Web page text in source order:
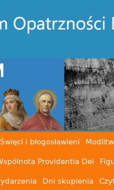
Święci i błogosławieni
Providentia Dei
Dni skupienia